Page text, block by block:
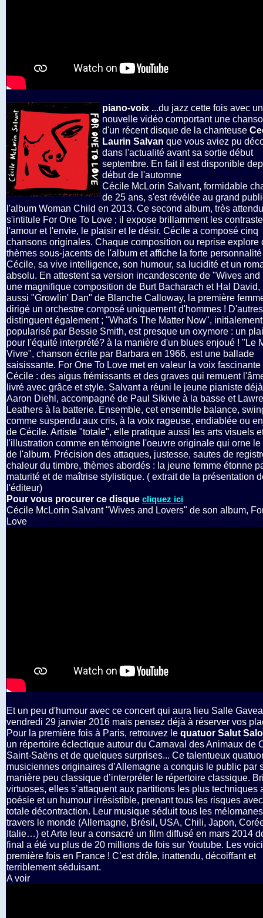
piano-voix ...du jazz cette fois avec
nouvelle vidéo comportant une
d'un récent disque de la chanteuse
Laurin Salvan que vous aviez pu
dans l'actualité avant sa sortie début
septembre. En fait il est disponible
début de l'automne
Cécile McLorin Salvant, formidable
de 25 ans, s'est révélée au grand
l'album Woman Child en 2013. Ce second album, très
s'intitule For One To Love ; il expose brillamment les
l'amour et l'envie, le plaisir et le désir. Cécile a composé cinq
chansons originales. Chaque composition ou reprise explore
thèmes sous-jacents de l'album et affiche la forte
Cécile, sa vive intelligence, son humour, sa lucidité et un
absolu. En attestent sa version incandescente de "Wives and
une magnifique composition de Burt Bacharach et Hal David,
aussi "Growlin' Dan" de Blanche Calloway, la première
dirigé un orchestre composé uniquement d'hommes !
distinguent également ; "What's The Matter Now", initialement
popularisé par Bessie Smith, est presque un oxymore : un
pour l'équité interprété? à la manière d'un blues enjoué ! "Le
Vivre", chanson écrite par Barbara en 1966, est une ballade
saisissante. For One To Love met en valeur la voix fascinante
Cécile : des aigus frémissants et des graves qui remuent
livré avec grâce et style. Salvant a réuni le jeune pianiste
Aaron Diehl, accompagné de Paul Sikivie à la basse et
Leathers à la batterie. Ensemble, cet ensemble balance,
comme suspendu aux cris, à la voix rageuse, endiablée ou
de Cécile. Artiste "totale", elle pratique aussi les arts visuels
l'illustration comme en témoigne l'oeuvre originale qui orne
de l'album. Précision des attaques, justesse, sautes de
chaleur du timbre, thèmes abordés : la jeune femme étonne
maturité et de maîtrise stylistique. ( extrait de la présentation
l'éditeur)
Pour vous procurer ce disque cliquez ici
Cécile McLorin Salvant "Wives and Lovers" de son album,
Love
Et un peu d'humour avec ce concert qui aura lieu Salle
vendredi 29 janvier 2016 mais pensez déjà à réserver vos
Pour la première fois à Paris, retrouvez le quatuor Salut
un répertoire éclectique autour du Carnaval des Animaux de
Saint-Saëns et de quelques surprises... Ce talentueux
musiciennes originaires d’Allemagne a conquis le public par
manière peu classique d’interpréter le répertoire classique.
virtuoses, elles s’attaquent aux partitions les plus techniques
poésie et un humour irrésistible, prenant tous les risques
totale décontraction. Leur musique séduit tous les
travers le monde (Allemagne, Brésil, USA, Chili, Japon,
Italie…) et Arte leur a consacré un film diffusé en mars 2014
final a été vu plus de 20 millions de fois sur Youtube. Les
première fois en France ! C’est drôle, inattendu, décoiffant et
terriblement séduisant.
A voir